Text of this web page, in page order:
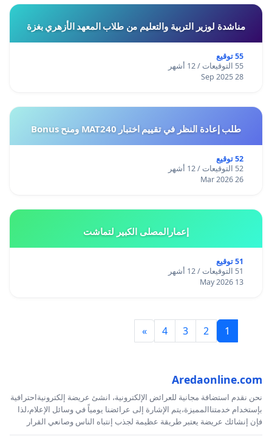
مناشدة لوزير التربية والتعليم من طلاب المعهد الأزهري بغزة
55 توقيع
55 التوقيعات / 12 أشهر
28 Sep 2025
طلب إعادة النظر في تقييم اختبار MAT240 ومنح Bonus
52 توقيع
52 التوقيعات / 12 أشهر
26 Mar 2026
إعمارالمصلى الكبير لتماشت
51 توقيع
51 التوقيعات / 12 أشهر
13 May 2026
1
2
3
4
»
Aredaonline.com
نحن نقدم استضافة مجانية للعرائض الإلكترونية، انشئ عريضة إلكترونيةاحترافية
بإستخدام خدمتناالمميزة،يتم الإشارة إلى عرائضنا يومياً في وسائل الإعلام،لذا
فإن إنشائك عريضة يعتبر طريقة عظيمة لجذب إنتباه الناس وصانعي القرار